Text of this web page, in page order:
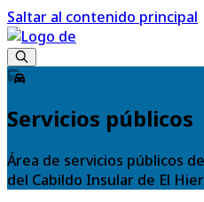
Saltar al contenido principal
Servicios públicos
Área de servicios públicos
del Cabildo Insular de El